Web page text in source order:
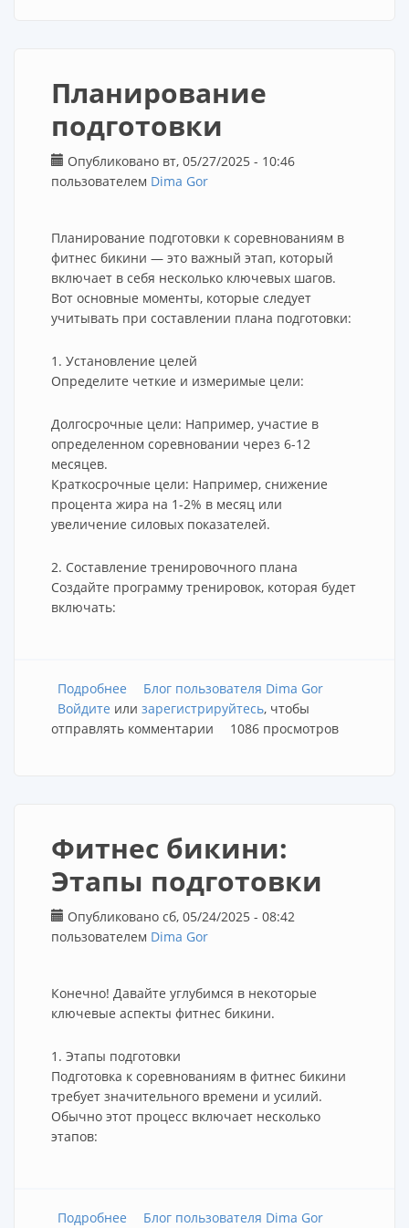
Планирование
подготовки
Опубликовано вт, 05/27/2025 - 10:46
пользователем Dima Gor
Планирование подготовки к соревнованиям в
фитнес бикини — это важный этап, который
включает в себя несколько ключевых шагов.
Вот основные моменты, которые следует
учитывать при составлении плана подготовки:
1. Установление целей
Определите четкие и измеримые цели:
Долгосрочные цели: Например, участие в
определенном соревновании через 6-12
месяцев.
Краткосрочные цели: Например, снижение
процента жира на 1-2% в месяц или
увеличение силовых показателей.
2. Составление тренировочного плана
Создайте программу тренировок, которая будет
включать:
Подробнее о Планирование подготовки
Блог пользователя Dima Gor
Войдите или зарегистрируйтесь, чтобы
отправлять комментарии
1086 просмотров
Фитнес бикини:
Этапы подготовки
Опубликовано сб, 05/24/2025 - 08:42
пользователем Dima Gor
Конечно! Давайте углубимся в некоторые
ключевые аспекты фитнес бикини.
1. Этапы подготовки
Подготовка к соревнованиям в фитнес бикини
требует значительного времени и усилий.
Обычно этот процесс включает несколько
этапов:
Подробнее о Фитнес бикини: Этапы подготовки
Блог пользователя Dima Gor